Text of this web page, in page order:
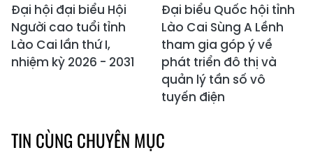
Đại hội đại biểu Hội
Người cao tuổi tỉnh
Lào Cai lần thứ I,
nhiệm kỳ 2026 - 2031
Đại biểu Quốc hội tỉnh
Lào Cai Sùng A Lềnh
tham gia góp ý về
phát triển đô thị và
quản lý tần số vô
tuyến điện
TIN CÙNG CHUYÊN MỤC